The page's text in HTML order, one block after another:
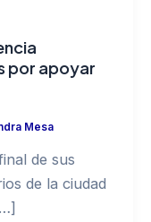
por apoyar
Mesa
de sus
de la ciudad